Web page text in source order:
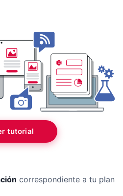
tutorial
correspondiente a tu plan